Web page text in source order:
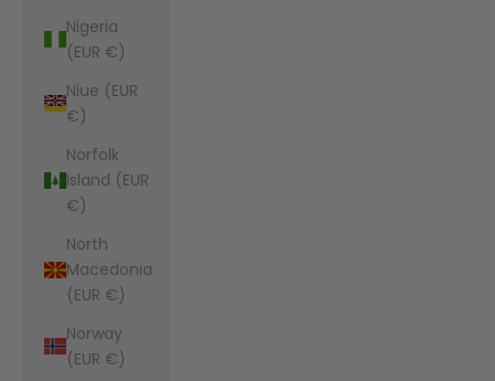
Nigeria
(EUR €)
Niue (EUR
€)
Norfolk
Island (EUR
€)
North
Macedonia
(EUR €)
Norway
(EUR €)